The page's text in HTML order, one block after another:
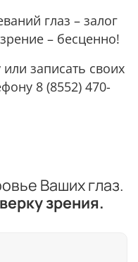
глаз – залог
– бесценно!
записать своих
8 (8552) 470-
Ваших глаз.
зрения.